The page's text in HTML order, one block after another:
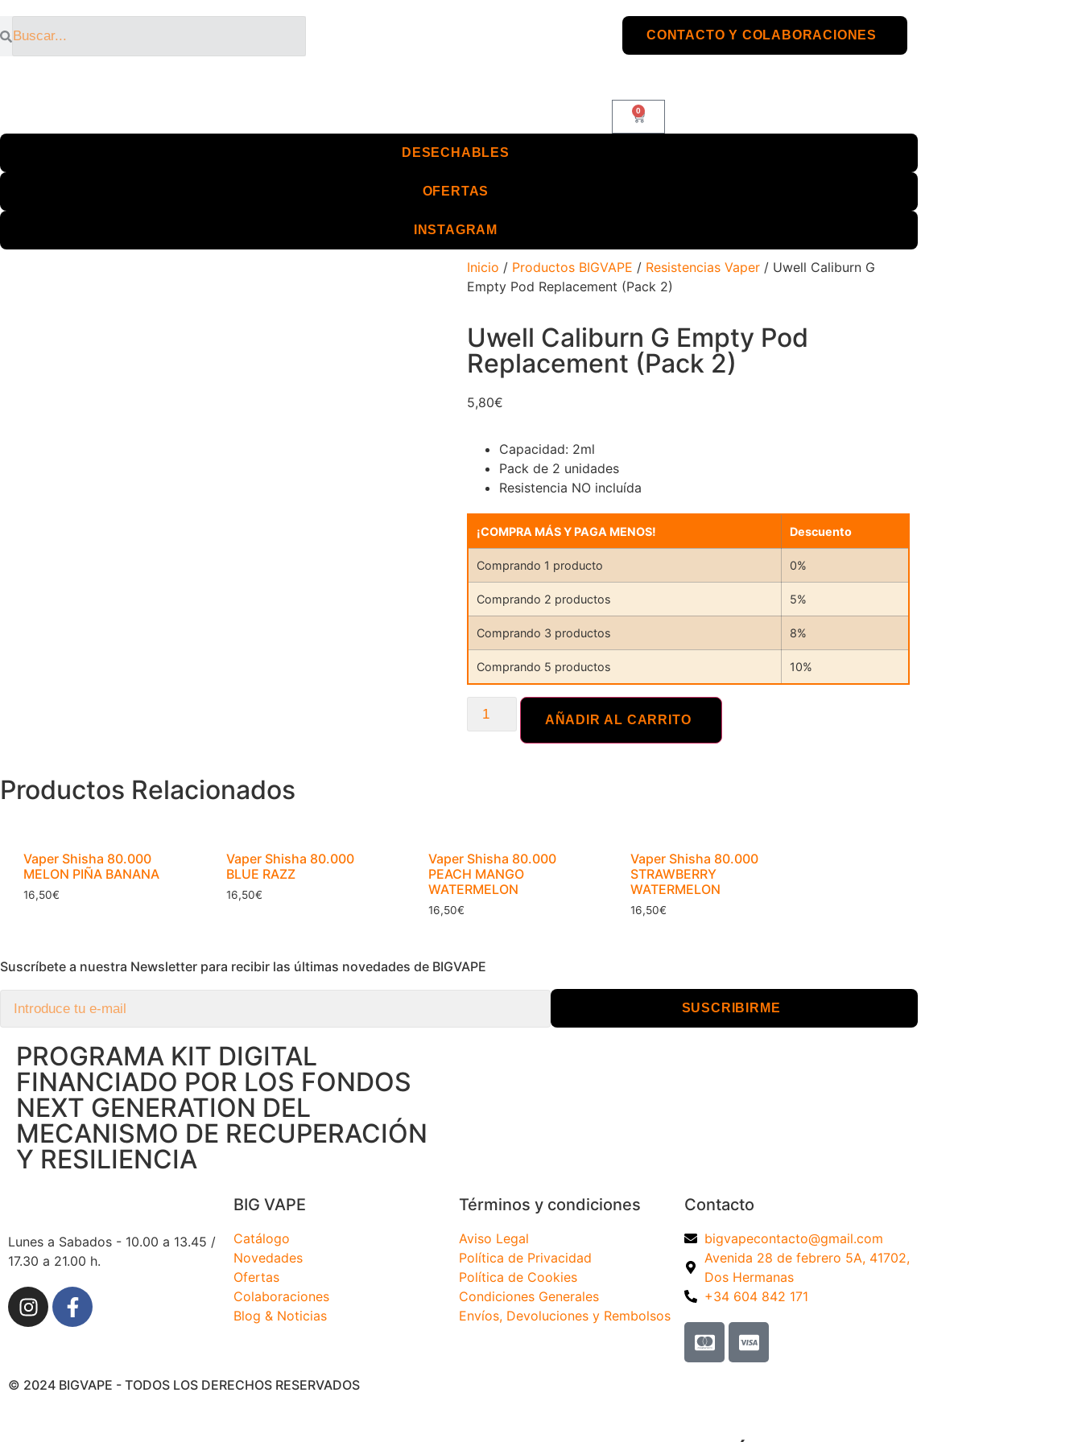
CONTACTO Y COLABORACIONES
0
DESECHABLES
OFERTAS
INSTAGRAM
Inicio / Productos BIGVAPE / Resistencias Vaper / Uwell Caliburn G
Empty Pod Replacement (Pack 2)
Uwell Caliburn G Empty Pod
Replacement (Pack 2)
5,80€
Capacidad: 2ml
Pack de 2 unidades
Resistencia NO incluída
¡COMPRA MÁS Y PAGA MENOS! Descuento
Comprando 1 producto 0%
Comprando 2 productos 5%
Comprando 3 productos 8%
Comprando 5 productos 10%
AÑADIR AL CARRITO
Productos Relacionados
Vaper Shisha 80.000
MELON PIÑA BANANA
16,50€
Vaper Shisha 80.000
BLUE RAZZ
16,50€
Vaper Shisha 80.000
PEACH MANGO
WATERMELON
16,50€
Vaper Shisha 80.000
STRAWBERRY
WATERMELON
16,50€
Suscríbete a nuestra Newsletter para recibir las últimas novedades de BIGVAPE
SUSCRIBIRME
PROGRAMA KIT DIGITAL
FINANCIADO POR LOS FONDOS
NEXT GENERATION DEL
MECANISMO DE RECUPERACIÓN
Y RESILIENCIA
Lunes a Sabados - 10.00 a 13.45 /
17.30 a 21.00 h.
BIG VAPE
Catálogo
Novedades
Ofertas
Colaboraciones
Blog & Noticias
Términos y condiciones
Aviso Legal
Política de Privacidad
Política de Cookies
Condiciones Generales
Envíos, Devoluciones y Rembolsos
Contacto
bigvapecontacto@gmail.com
Avenida 28 de febrero 5A, 41702,
Dos Hermanas
+34 604 842 171
© 2024 BIGVAPE - TODOS LOS DERECHOS RESERVADOS